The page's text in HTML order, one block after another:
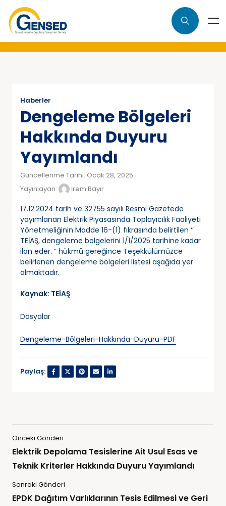
Haberler
Dengeleme Bölgeleri
Hakkında Duyuru
Yayımlandı
Güncellenme Tarihi: Ocak 28, 2025
Yayınlayan:
İrem Bayır
17.12.2024 tarih ve 32755 sayılı Resmi Gazetede
yayımlanan Elektrik Piyasasında Toplayıcılık Faaliyeti
Yönetmeliğinin Madde 16-(1) fıkrasında belirtilen ‘’
TEİAŞ, dengeleme bölgelerini 1/1/2025 tarihine kadar
ilan eder. ” hükmü gereğince Teşekkülümüzce
belirlenen dengeleme bölgeleri listesi aşağıda yer
almaktadır.
Kaynak: TEİAŞ
Dosyalar
Dengeleme-Bölgeleri-Hakkında-Duyuru-PDF
Paylaş:
Önceki Gönderi
Elektrik Depolama Tesislerine Ait Usul Esas ve
Teknik Kriterler Hakkında Duyuru Yayımlandı
Sonraki Gönderi
EPDK Dağıtım Varlıklarının Tesis Edilmesi ve Geri